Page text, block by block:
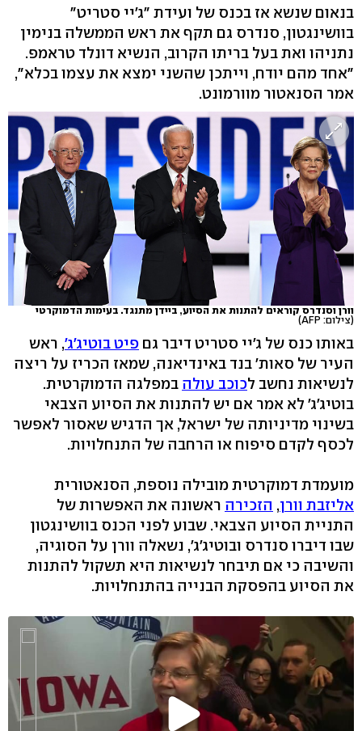
בנאום שנשא אז בכנס של ועידת "ג'יי סטריט"
בוושינגטון, סנדרס גם תקף את ראש הממשלה בנימין
נתניהו ואת בעל בריתו הקרוב, הנשיא דונלד טראמפ.
"אחד מהם יודח, וייתכן שהשני ימצא את עצמו בכלא",
אמר הסנאטור מוורמונט.
וורן וסנדרס קוראים להתנות את הסיוע, ביידן מתנגד. בעימות הדמוקרטי
(צילום: AFP)
באותו כנס של ג'יי סטריט דיבר גם פיט בוטיג'ג', ראש
העיר של סאות' בנד באינדיאנה, שמאז הכריז על ריצה
לנשיאות נחשב לכוכב עולה במפלגה הדמוקרטית.
בוטיג'ג' לא אמר אם יש להתנות את הסיוע הצבאי
בשינוי מדיניותה של ישראל, אך הדגיש שאסור לאפשר
לכסף לקדם סיפוח או הרחבה של התנחלויות.
מועמדת דמוקרטית מובילה נוספת, הסנאטורית
אליזבת וורן, הזכירה ראשונה את האפשרות של
התניית הסיוע הצבאי. שבוע לפני הכנס בוושינגטון
שבו דיברו סנדרס ובוטיג'ג', נשאלה וורן על הסוגיה,
והשיבה כי אם תיבחר לנשיאות היא תשקול להתנות
את הסיוע בהפסקת הבנייה בהתנחלויות.